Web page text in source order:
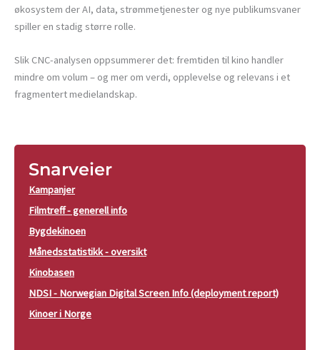
økosystem der AI, data, strømmetjenester og nye publikumsvaner
spiller en stadig større rolle.
Slik CNC-analysen oppsummerer det: fremtiden til kino handler
mindre om volum – og mer om verdi, opplevelse og relevans i et
fragmentert medielandskap.
Snarveier
Kampanjer
Filmtreff - generell info
Bygdekinoen
Månedsstatistikk - oversikt
Kinobasen
NDSI - Norwegian Digital Screen Info (deployment report)
Kinoer i Norge